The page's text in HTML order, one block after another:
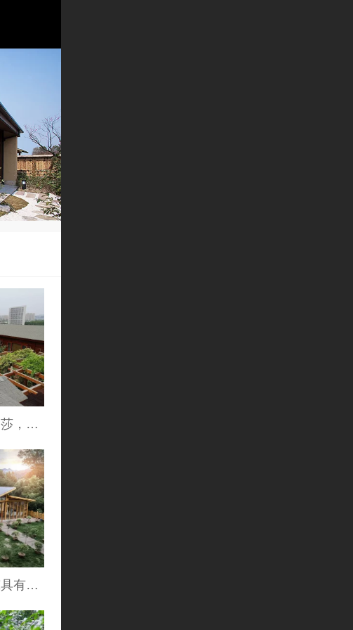
项目投资方为德国瀚莎，位于无锡滨湖区产业园内，总占地面积2亩。房屋面积400平，定位于办公，接待，私人宴请，房屋以新中式为主，总成本136万，现已建成并运营3年多
川藏线上木结构建筑具有江南水乡及徽派建筑的特征，体现了中国古典民居“以和为美”的人文思想，以其自然环境和人文环境和谐相处的整体美，呈现了特色古镇的空间魅力